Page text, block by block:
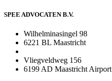
SPEE ADVOCATEN B.V.
Wilhelminasingel 98
6221 BL Maastricht
Vliegveldweg 156
6199 AD Maastricht Airport